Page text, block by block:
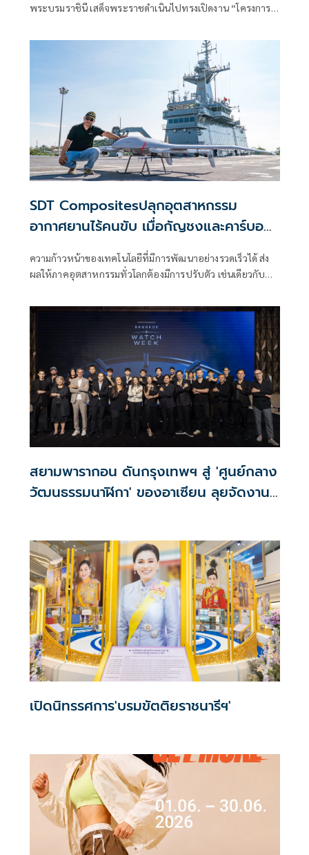
พระบรมราชินี เสด็จพระราชดำเนินไปทรงเปิดงาน “โครงการ
รักษา ต่อยอด จากดอยสู่เมือง” (The Blooming Legacy of
SDT Compositesปลุกอุตสาหกรรม
อากาศยานไร้คนขับ เมื่อกัญชงและคาร์บอน
ไฟเบอร์กลายเป็น‘โดรนทหาร’ฝีมือไทย
ความก้าวหน้าของเทคโนโลยีที่มีการพัฒนาอย่างรวดเร็วได้ ส่ง
ผลให้ภาคอุตสาหกรรมทั่วโลกต้องมีการปรับตัว เช่นเดียวกับ
ไทย กำลังเผชิญกับจุดเปลี่ยนสำคัญ ท่ามกลางความท้าทายด้าน
ความมั่นคง เทคโนโลยี และการแข่งขันระดับโลก
สยามพารากอน ดันกรุงเทพฯ สู่ 'ศูนย์กลาง
วัฒนธรรมนาฬิกา' ของอาเซียน ลุยจัดงาน
เปิดนิทรรศการ'บรมขัตติยราชนารีฯ'